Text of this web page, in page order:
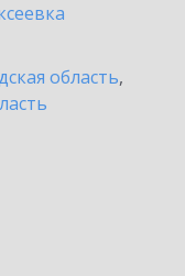
область,